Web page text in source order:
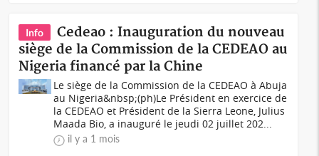
Info
Cedeao : Inauguration du nouveau
siège de la Commission de la CEDEAO au
Nigeria financé par la Chine
Le siège de la Commission de la CEDEAO à Abuja
au Nigeria&nbsp;(ph)Le Président en exercice de
la CEDEAO et Président de la Sierra Leone, Julius
Maada Bio, a inauguré le jeudi 02 juillet 202...
il y a 1 mois